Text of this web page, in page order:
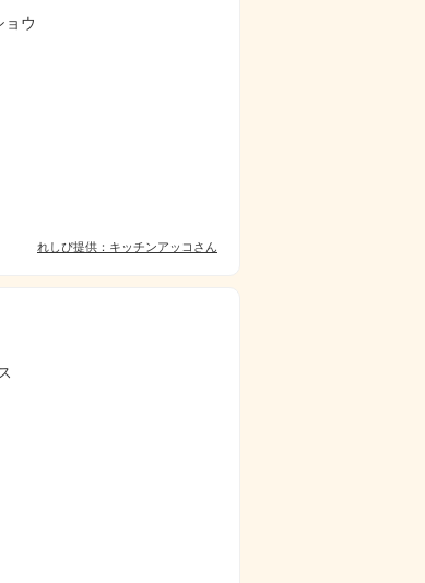
ウ
れしぴ提供：キッチンアッコさん